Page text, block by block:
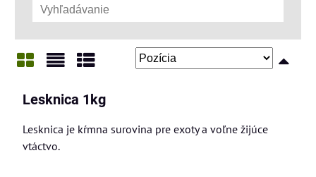
Lesknica 1kg
Lesknica je kŕmna surovina pre exoty a voľne žijúce
vtáctvo.